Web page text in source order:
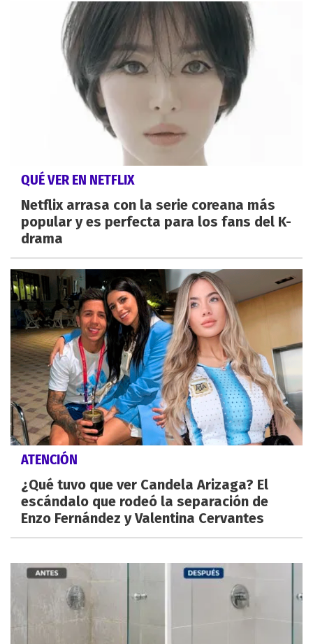
QUÉ VER EN NETFLIX
Netflix arrasa con la serie coreana más
popular y es perfecta para los fans del K-
drama
ATENCIÓN
¿Qué tuvo que ver Candela Arizaga? El
escándalo que rodeó la separación de
Enzo Fernández y Valentina Cervantes